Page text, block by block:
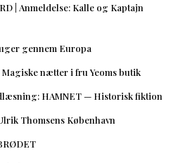
| Anmeldelse: Kalle og Kaptajn
gennem Europa
nætter i fru Yeoms butik
HAMNET — Historisk fiktion
Thomsens København